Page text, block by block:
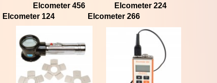
Elcometer 456
Elcometer 224
Elcometer 124
Elcometer 266